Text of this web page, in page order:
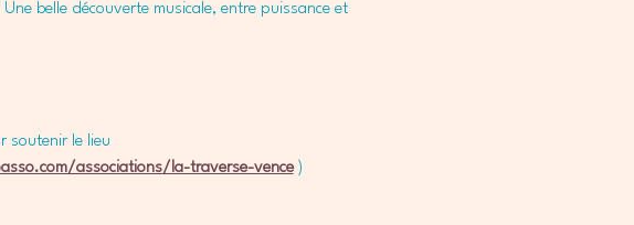
belle découverte musicale, entre puissance et
soutenir le lieu
associations/la-traverse-vence )